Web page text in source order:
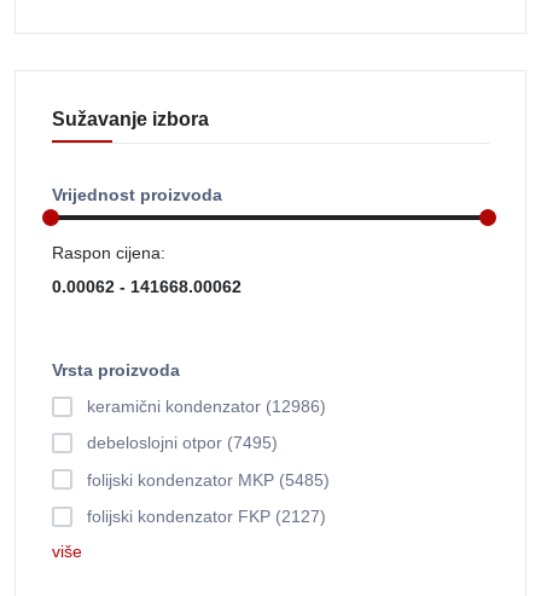
Sužavanje izbora
Vrijednost proizvoda
Raspon cijena:
Vrsta proizvoda
keramični kondenzator (12986)
debeloslojni otpor (7495)
folijski kondenzator MKP (5485)
folijski kondenzator FKP (2127)
više